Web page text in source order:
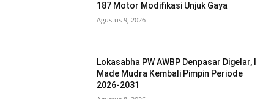
187 Motor Modifikasi Unjuk Gaya
Agustus 9, 2026
Lokasabha PW AWBP Denpasar Digelar, I
Made Mudra Kembali Pimpin Periode
2026-2031